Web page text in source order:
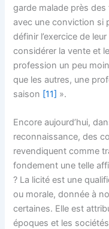
garde malade près
avec une conviction
définir l’exercice de
considérer la vente et
profession un peu
que les autres, une
saison [11] ».
Encore aujourd’hui,
reconnaissance, des
revendiquent comme
fondement une telle
? La licité est une
ou morale, donnée à
certaines. Elle est
époques et les